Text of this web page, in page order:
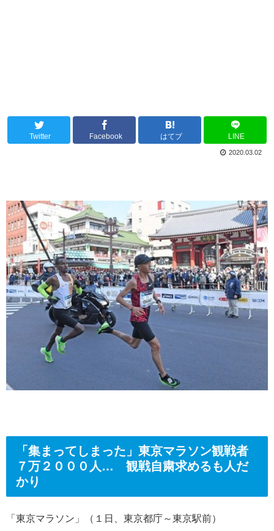
Twitter Facebook はてブ LINE
2020.03.02
「集まってしまった」東京マラソン観戦者
７万２０００人… 観戦自粛求めるも人だ
かり
「東京マラソン」（１日、東京都庁～東京駅前）